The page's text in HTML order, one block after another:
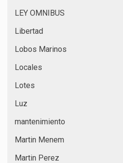
LEY OMNIBUS
Libertad
Lobos Marinos
Locales
Lotes
Luz
mantenimiento
Martin Menem
Martin Perez